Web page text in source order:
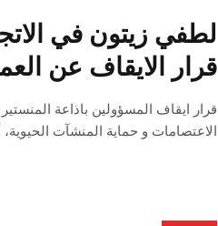
لطفي زيتون في
قرار الايقاف عن
الاعتصامات و حماية المنشآت